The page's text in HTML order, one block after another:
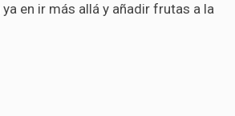
en ir más allá y añadir frutas a la